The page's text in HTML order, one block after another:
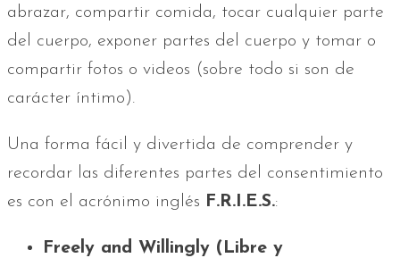
abrazar, compartir comida, tocar cualquier parte
del cuerpo, exponer partes del cuerpo y tomar o
compartir fotos o videos (sobre todo si son de
carácter íntimo).
Una forma fácil y divertida de comprender y
recordar las diferentes partes del consentimiento
es con el acrónimo inglés F.R.I.E.S.:
Freely and Willingly ( Libre y